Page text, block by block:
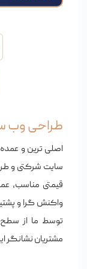
طراحی وب
اصلی ترین و
سایت شرکتیو
قیمتی مناسب،
واکنش گرا و
توسط ما از سطح
مشتریان نشانگر